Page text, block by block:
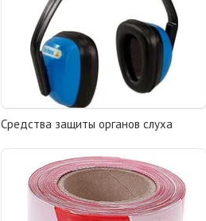
Средства защиты органов слуха